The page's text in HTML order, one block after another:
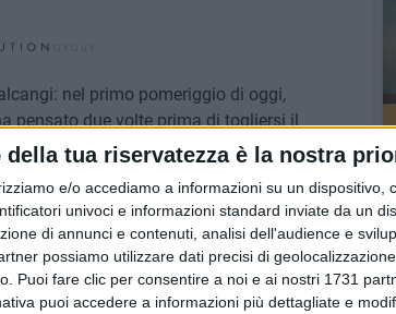
tua riservatezza è la nostra
e/o accediamo a informazioni su un dispositivo,
univoci e informazioni standard inviate da un
di annunci e contenuti, analisi dell'audience e
possiamo utilizzare dati precisi di
Puoi fare clic per consentire a noi e ai nostri 1731
puoi accedere a informazioni più dettagliate e
nel primo pomeriggio di oggi,
pensato due volte prima di togliersi il
senza cercare nessun riparo, mostrando
e rivestendosi direttamente sul
e quello spogliarello è diventato subito